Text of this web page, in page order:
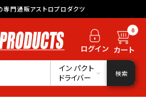
専門通販アストロプロダクツ
0
インパクト
ドライバー
検索